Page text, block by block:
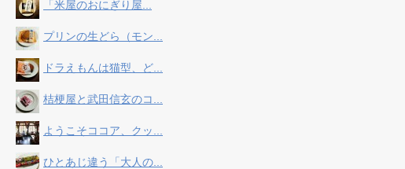
「米屋のおにぎり屋...
プリンの生どら（モン...
ドラえもんは猫型、ど...
桔梗屋と武田信玄のコ...
ようこそココア、クッ...
ひとあじ違う「大人の...